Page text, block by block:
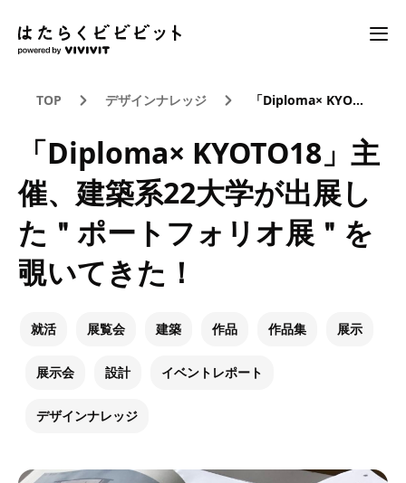
TOP デザインナレッジ 「Diploma× KYOTO18」主催、建築系22大学が出展した＂ポートフォリオ展＂を覗いてきた！
「Diploma× KYOTO18」主
催、建築系22大学が出展し
た＂ポートフォリオ展＂を
覗いてきた！
就活 展覧会 建築 作品 作品集 展示
展示会 設計 イベントレポート
デザインナレッジ